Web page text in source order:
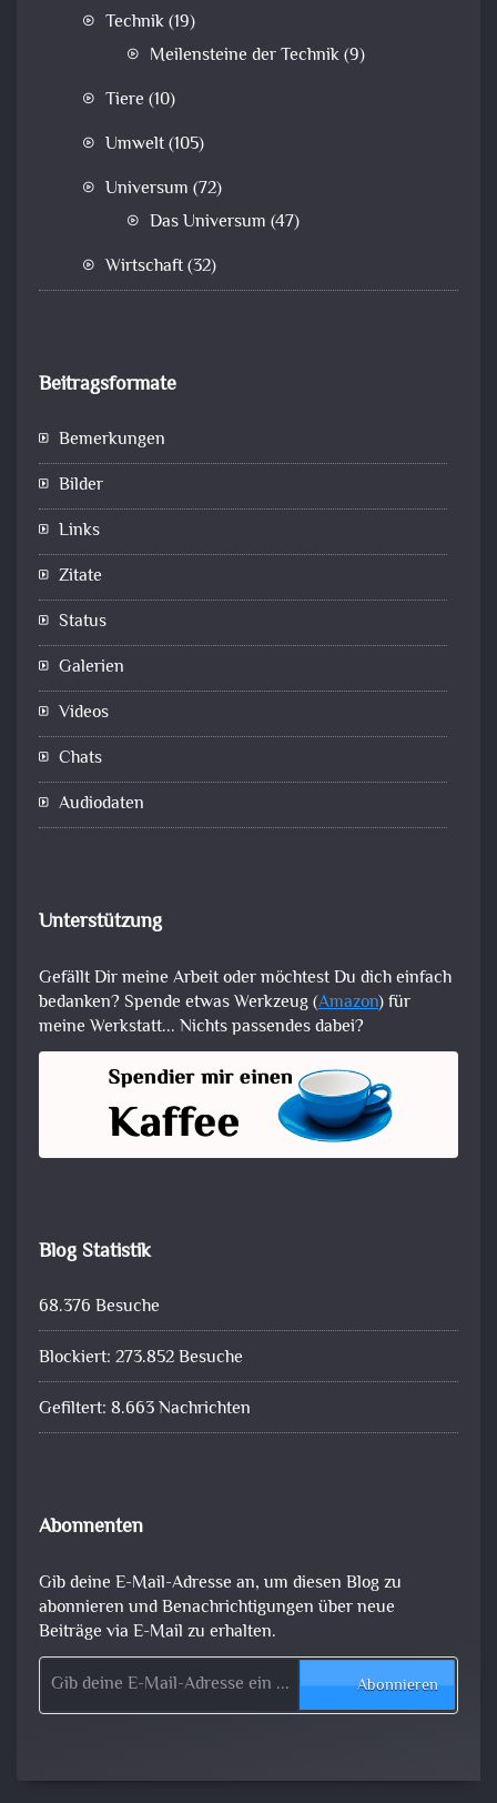
Technik(19)
Meilensteine der Technik(9)
Tiere (10)
Umwelt(105)
Universum (72)
Das Universum (47)
Wirtschaft(32)
Beitragsformate
Bemerkungen
Bilder
Links
Zitate
Status
Galerien
Videos
Chats
Audiodaten
Unterstützung
Gefällt Dir meine Arbeit oder möchtest Du dich einfach
bedanken? Spende etwas Werkzeug (Amazon) für
meine Werkstatt... Nichts passendes dabei?
Blog Statistik
68.376 Besuche
Blockiert: 273.852 Besuche
Gefiltert: 8.663 Nachrichten
Abonnenten
Gib deine E-Mail-Adresse an, um diesen Blog zu
abonnieren und Benachrichtigungen über neue
Beiträge via E-Mail zu erhalten.
Gib deine E-Mail-Adresse ein ...
Abonnieren